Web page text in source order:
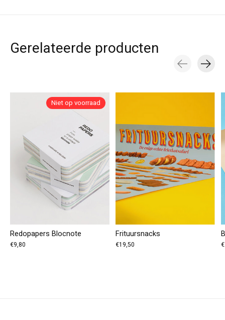
Gerelateerde producten
Niet op voorraad
Redopapers Blocnote
€9,80
Frituursnacks
€19,50